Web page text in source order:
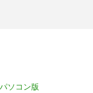
パソコン版